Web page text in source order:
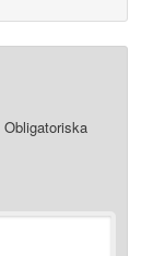
Obligatoriska